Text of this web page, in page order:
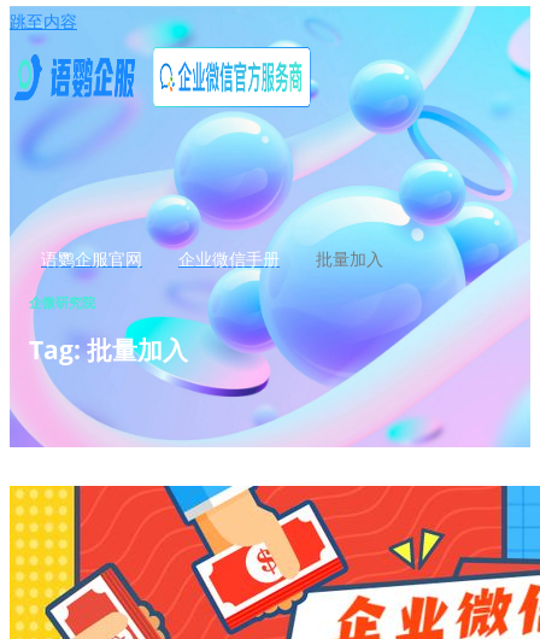
跳至内容
语鹦企服官网 企业微信手册 批量加入
企微研究院
Tag: 批量加入